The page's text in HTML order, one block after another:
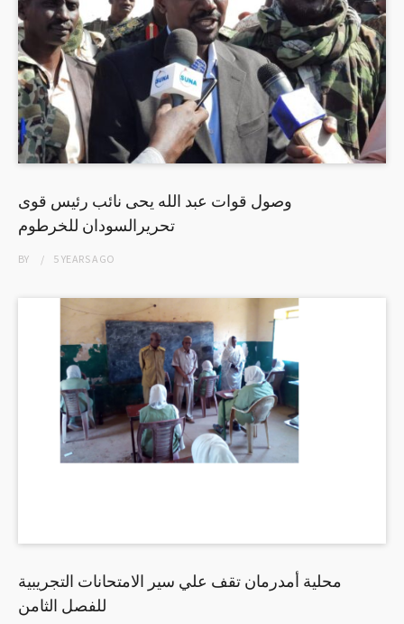
وصول قوات عبد الله يحى نائب رئيس قوى
تحريرالسودان للخرطوم
BY 5 YEARSAGO
محلية أمدرمان تقف علي سير الامتحانات التجريبية
للفصل الثامن